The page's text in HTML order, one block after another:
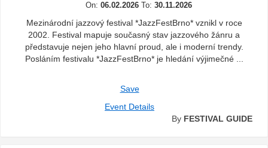
On: 06.02.2026To: 30.11.2026
Mezinárodní jazzový festival *JazzFestBrno* vznikl v roce
2002. Festival mapuje současný stav jazzového žánru a
představuje nejen jeho hlavní proud, ale i moderní trendy.
Posláním festivalu *JazzFestBrno* je hledání výjimečné ...
Save
Event Details
By FESTIVAL GUIDE